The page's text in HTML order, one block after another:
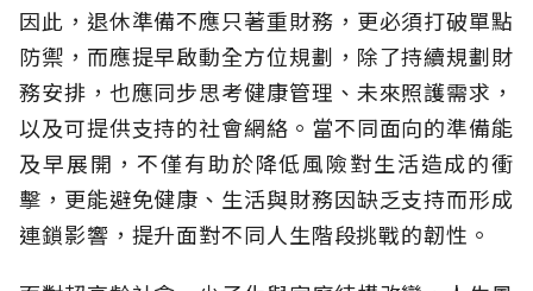
因此，退休準備不應只著重財務，更必須打破單點
防禦，而應提早啟動全方位規劃，除了持續規劃財
務安排，也應同步思考健康管理、未來照護需求，
以及可提供支持的社會網絡。當不同面向的準備能
及早展開，不僅有助於降低風險對生活造成的衝
擊，更能避免健康、生活與財務因缺乏支持而形成
連鎖影響，提升面對不同人生階段挑戰的韌性。